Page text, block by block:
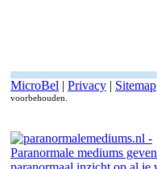
MicroBel | Privacy | Sitemap
voorbehouden.